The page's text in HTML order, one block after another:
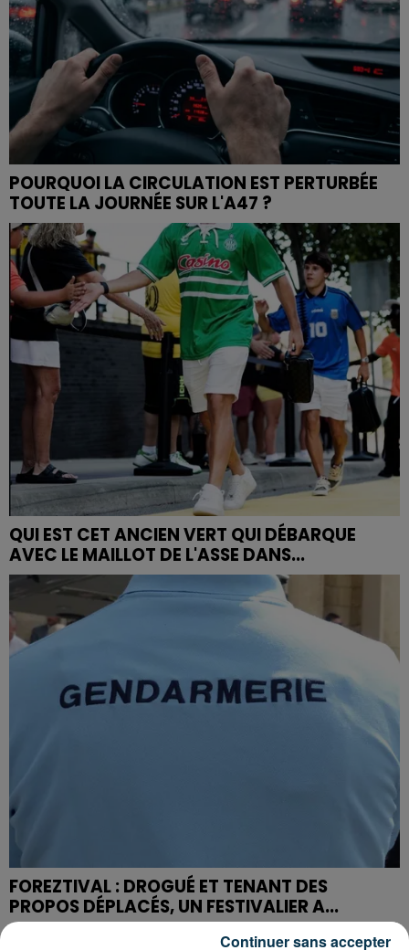
POURQUOI LA CIRCULATION EST PERTURBÉE
TOUTE LA JOURNÉE SUR L'A47 ?
QUI EST CET ANCIEN VERT QUI DÉBARQUE
AVEC LE MAILLOT DE L'ASSE DANS...
FOREZTIVAL : DROGUÉ ET TENANT DES
PROPOS DÉPLACÉS, UN FESTIVALIER A...
Continuer sans accepter